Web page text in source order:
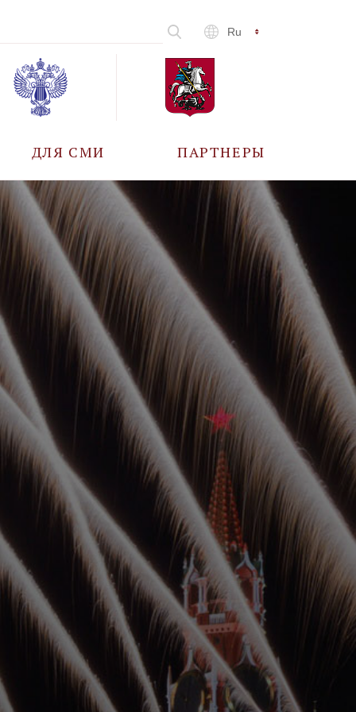
Ru
ДЛЯ СМИ
АККРЕДИТАЦИЯ
ПАРТНЕРЫ